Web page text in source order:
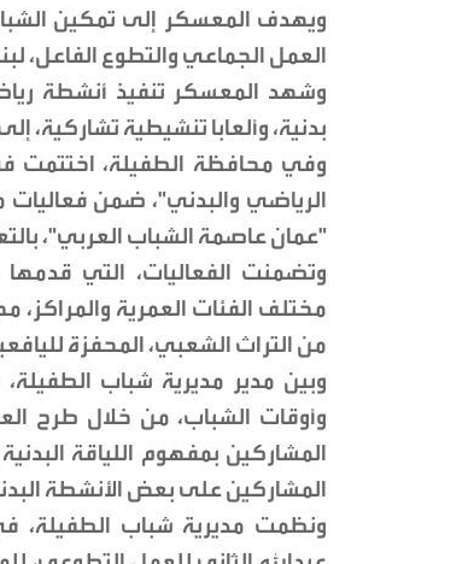
ويهدف المعسكر إلى تمكين
العمل الجماعي والتطوع الفاعل،
وشهد المعسكر تنفيذ أنشطة
بدنية، وألعابا تنشيطية
وفي محافظة الطفيلة، اختتمت
"عمان عاصمة الشباب العربي"،
مختلف الفئات العمرية والمراكز،
من التراث الشعبي، المحفزة
وبين مدير مديرية شباب
وأوقات الشباب، من خلال طرح
المشاركين بمفهوم اللياقة
المشاركين على بعض الأنشطة
ونظمت مديرية شباب الطفيلة،